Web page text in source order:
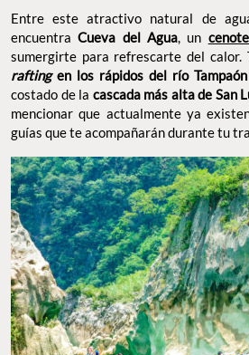
Entre este atractivo natural de
encuentraCueva del Agua, un
sumergirte para refrescarte del calor.
raftingen los rápidos del río Tampaón
costado de la cascada más alta de San
mencionar que actualmente ya
guías que te acompañarán durante tu